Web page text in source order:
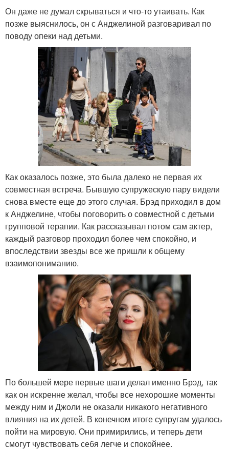
Он даже не думал скрываться и что-то утаивать. Как
позже выяснилось, он с Анджелиной разговаривал по
поводу опеки над детьми.
Как оказалось позже, это была далеко не первая их
совместная встреча. Бывшую супружескую пару видели
снова вместе еще до этого случая. Брэд приходил в дом
к Анджелине, чтобы поговорить о совместной с детьми
групповой терапии. Как рассказывал потом сам актер,
каждый разговор проходил более чем спокойно, и
впоследствии звезды все же пришли к общему
взаимопониманию.
По большей мере первые шаги делал именно Брэд, так
как он искренне желал, чтобы все нехорошие моменты
между ним и Джоли не оказали никакого негативного
влияния на их детей. В конечном итоге супругам удалось
пойти на мировую. Они примирились, и теперь дети
смогут чувствовать себя легче и спокойнее.